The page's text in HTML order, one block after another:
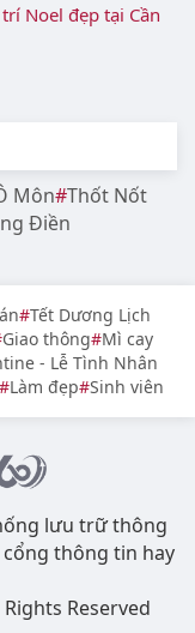
Môn Thốt Nốt
Điền
Noel đẹp tại Cần
Tết Dương Lịch
Giao thông Mì cay
- Lễ Tình Nhân
Làm đẹp Sinh viên
lưu trữ thông
thông tin hay
Reserved